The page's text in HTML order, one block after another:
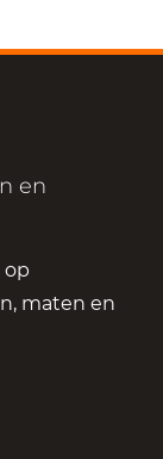
en
op
maten en